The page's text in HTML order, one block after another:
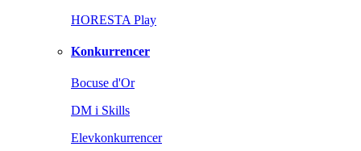
HORESTA Play
Konkurrencer
Bocuse d'Or
DM i Skills
Elevkonkurrencer